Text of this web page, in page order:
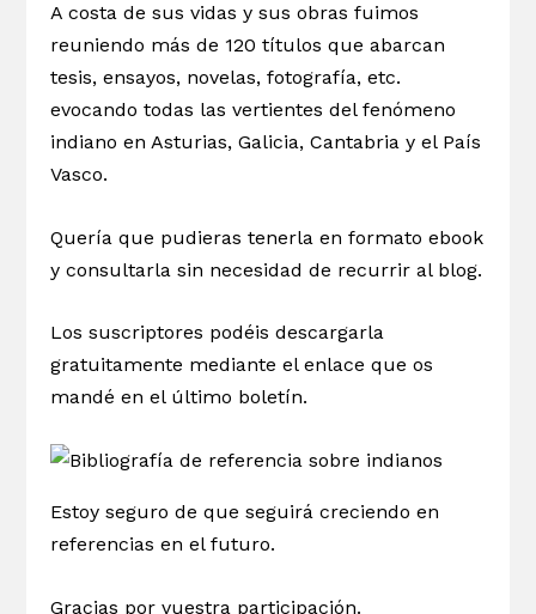
A costa de sus vidas y sus obras fuimos
reuniendo más de 120 títulos que abarcan
tesis, ensayos, novelas, fotografía, etc.
evocando todas las vertientes del fenómeno
indiano en Asturias, Galicia, Cantabria y el País
Vasco.
Quería que pudieras tenerla en formato ebook
y consultarla sin necesidad de recurrir al blog.
Los suscriptores podéis descargarla
gratuitamente mediante el enlace que os
mandé en el último boletín.
Estoy seguro de que seguirá creciendo en
referencias en el futuro.
Gracias por vuestra participación.